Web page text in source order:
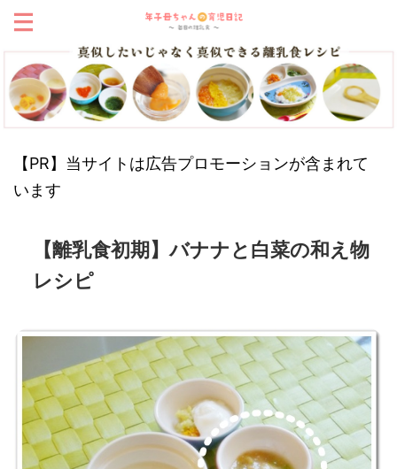
【PR】当サイトは広告プロモーションが含まれて
います
【離乳食初期】バナナと白菜の和え物
レシピ